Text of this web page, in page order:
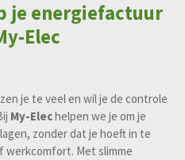
je energiefactuur
Elec
je te veel en wil je de controle
My-Elechelpen we je om je
zonder dat je hoeft in te
werkcomfort. Met slimme